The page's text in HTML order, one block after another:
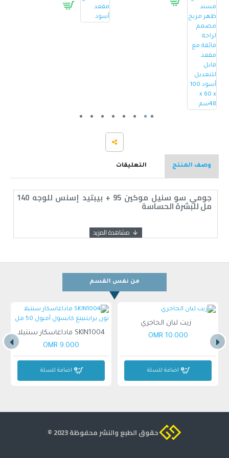
وصف المنتج التعليقات
جومي سو سنيل موكين 95 + بيبتيد إسنس للوجه 140
مل للبشرة الحساسة
من نفس القسم
زيت لبان الحاجري
10.000 OMR
اضافة للسلة
SKIN1004 ماداغاسكار سنتيلا تون برايتنينغ كابسول أمبول 50 مل
9.000 OMR
اضافة للسلة
حقوق الطبع والنشر محفوظة 2023 ©